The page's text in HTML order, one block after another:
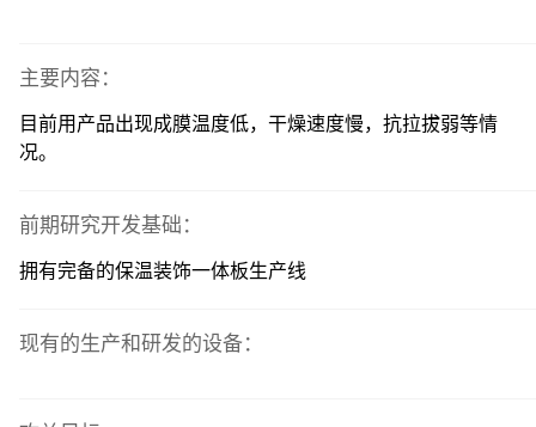
主要内容：
目前用产品出现成膜温度低，干燥速度慢，抗拉拔弱等情
况。
前期研究开发基础：
拥有完备的保温装饰一体板生产线
现有的生产和研发的设备：